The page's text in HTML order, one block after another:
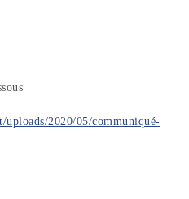
2020/05/communiqué-